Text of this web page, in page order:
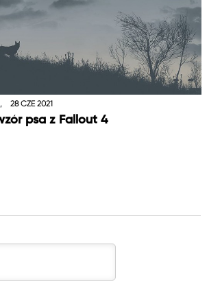
28 CZE 2021
psa z Fallout 4